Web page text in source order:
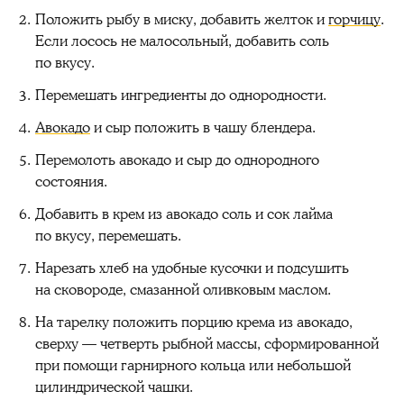
Положить рыбу в миску, добавить желток игорчицу.
Если лосось не малосольный, добавить соль
по вкусу.
Перемешать ингредиенты до однородности.
Авокадои сыр положить в чашу блендера.
Перемолоть авокадо и сыр до однородного
состояния.
Добавить в крем из авокадо соль и сок лайма
по вкусу, перемешать.
Нарезать хлеб на удобные кусочки и подсушить
на сковороде, смазанной оливковым маслом.
На тарелку положить порцию крема из авокадо,
сверху — четверть рыбной массы, сформированной
при помощи гарнирного кольца или небольшой
цилиндрической чашки.